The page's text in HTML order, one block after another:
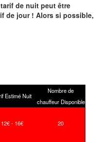
de nuit peut être
de jour ! Alors si possible,
Estimé Nuit
Nombre de
chauffeur Disponible
12€ - 16€ 20